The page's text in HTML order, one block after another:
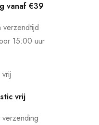
vanaf €39
15:00 uur
vrij